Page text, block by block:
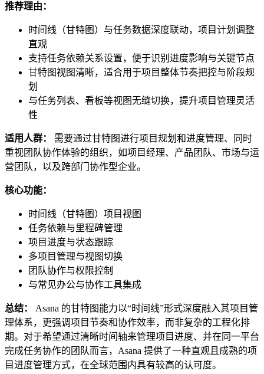
推荐理由：
时间线（甘特图）与任务数据深度联动，项目计划调整
直观
支持任务依赖关系设置，便于识别进度影响与关键节点
甘特图视图清晰，适合用于项目整体节奏把控与阶段规
划
与任务列表、看板等视图无缝切换，提升项目管理灵活
性
适用人群：
需要通过甘特图进行项目规划和进度管理、同时
重视团队协作体验的组织，如项目经理、产品团队、市场与运
营团队，以及跨部门协作型企业。
核心功能：
时间线（甘特图）项目视图
任务依赖与里程碑管理
项目进度与状态跟踪
多项目管理与视图切换
团队协作与权限控制
与常见办公与协作工具集成
总结：
Asana 的甘特图能力以“时间线”形式深度融入其项目管
理体系，更强调项目节奏和协作效率，而非复杂的工程化排
期。对于希望通过清晰时间轴来管理项目进度、并在同一平台
完成任务协作的团队而言，Asana 提供了一种直观且成熟的项
目进度管理方式，在全球范围内具有较高的认可度。